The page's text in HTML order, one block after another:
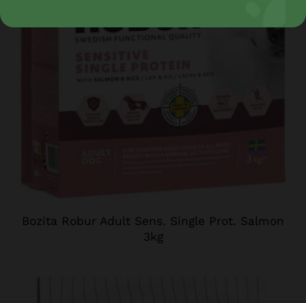
Bozita Robur Adult Sens. Single Prot. Salmon
3kg